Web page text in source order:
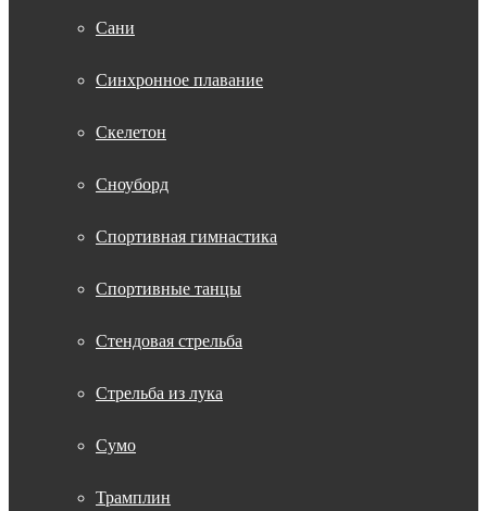
Сани
Синхронное плавание
Скелетон
Сноуборд
Спортивная гимнастика
Спортивные танцы
Стендовая стрельба
Стрельба из лука
Сумо
Трамплин